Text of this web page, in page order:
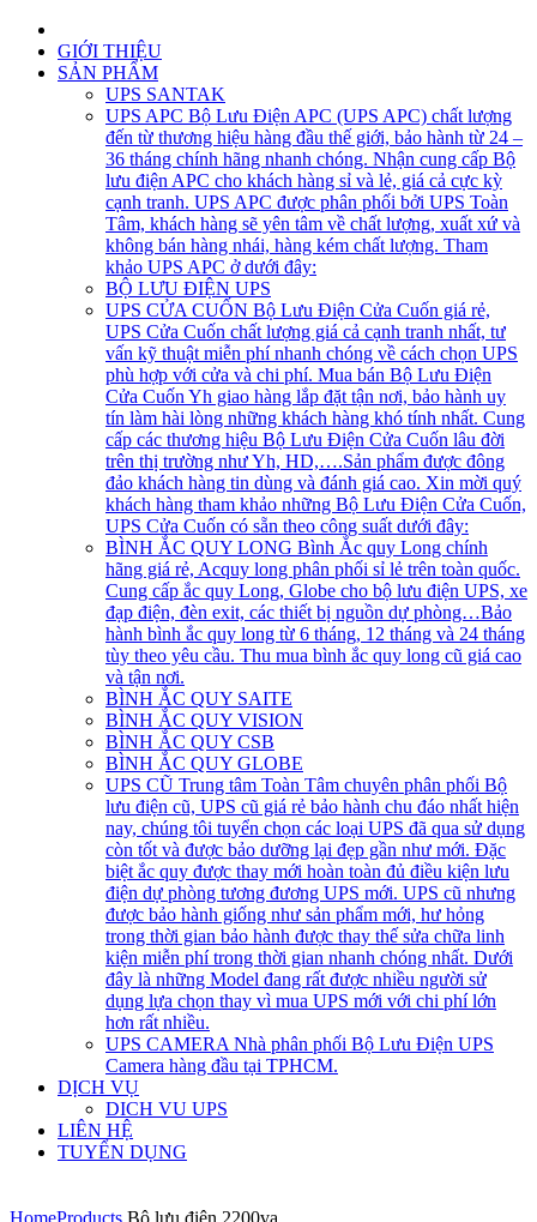
GIỚI THIỆU
SẢN PHẨM
UPS SANTAK
UPS APC Bộ Lưu Điện APC (UPS APC) chất lượng
đến từ thương hiệu hàng đầu thế giới, bảo hành từ 24 –
36 tháng chính hãng nhanh chóng. Nhận cung cấp Bộ
lưu điện APC cho khách hàng sỉ và lẻ, giá cả cực kỳ
cạnh tranh. UPS APC được phân phối bởi UPS Toàn
Tâm, khách hàng sẽ yên tâm về chất lượng, xuất xứ và
không bán hàng nhái, hàng kém chất lượng. Tham
khảo UPS APC ở dưới đây:
BỘ LƯU ĐIỆN UPS
UPS CỬA CUỐN Bộ Lưu Điện Cửa Cuốn giá rẻ,
UPS Cửa Cuốn chất lượng giá cả cạnh tranh nhất, tư
vấn kỹ thuật miễn phí nhanh chóng về cách chọn UPS
phù hợp với cửa và chi phí. Mua bán Bộ Lưu Điện
Cửa Cuốn Yh giao hàng lắp đặt tận nơi, bảo hành uy
tín làm hài lòng những khách hàng khó tính nhất. Cung
cấp các thương hiệu Bộ Lưu Điện Cửa Cuốn lâu đời
trên thị trường như Yh, HD,….Sản phẩm được đông
đảo khách hàng tin dùng và đánh giá cao. Xin mời quý
khách hàng tham khảo những Bộ Lưu Điện Cửa Cuốn,
UPS Cửa Cuốn có sẵn theo công suất dưới đây:
BÌNH ẮC QUY LONG Bình Ắc quy Long chính
hãng giá rẻ, Acquy long phân phối sỉ lẻ trên toàn quốc.
Cung cấp ắc quy Long, Globe cho bộ lưu điện UPS, xe
đạp điện, đèn exit, các thiết bị nguồn dự phòng…Bảo
hành bình ắc quy long từ 6 tháng, 12 tháng và 24 tháng
tùy theo yêu cầu. Thu mua bình ắc quy long cũ giá cao
và tận nơi.
BÌNH ẮC QUY SAITE
BÌNH ẮC QUY VISION
BÌNH ẮC QUY CSB
BÌNH ẮC QUY GLOBE
UPS CŨ Trung tâm Toàn Tâm chuyên phân phối Bộ
lưu điện cũ, UPS cũ giá rẻ bảo hành chu đáo nhất hiện
nay, chúng tôi tuyển chọn các loại UPS đã qua sử dụng
còn tốt và được bảo dưỡng lại đẹp gần như mới. Đặc
biệt ắc quy được thay mới hoàn toàn đủ điều kiện lưu
điện dự phòng tương đương UPS mới. UPS cũ nhưng
được bảo hành giống như sản phẩm mới, hư hỏng
trong thời gian bảo hành được thay thế sửa chữa linh
kiện miễn phí trong thời gian nhanh chóng nhất. Dưới
đây là những Model đang rất được nhiều người sử
dụng lựa chọn thay vì mua UPS mới với chi phí lớn
hơn rất nhiều.
UPS CAMERA Nhà phân phối Bộ Lưu Điện UPS
Camera hàng đầu tại TPHCM.
DỊCH VỤ
DICH VU UPS
LIÊN HỆ
TUYỂN DỤNG
HomeProducts Bộ lưu điện 2200va